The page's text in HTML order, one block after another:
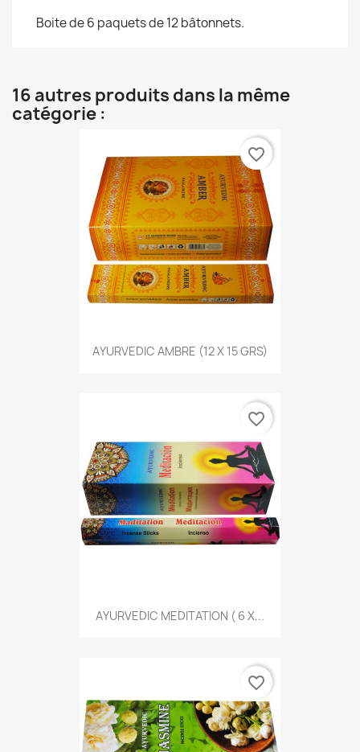
Boite de 6 paquets de 12 bâtonnets.
16 autres produits dans la même
catégorie :
AYURVEDIC AMBRE (12 X 15 GRS)
favorite_border
AYURVEDIC MEDITATION ( 6 X...
favorite_border
favorite_border